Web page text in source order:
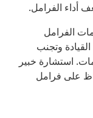
أداء الفرامل.
الفرامل
وتجنب
استشارة خبير
على فرامل